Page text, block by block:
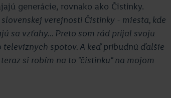
generácie, rovnako ako Čistinky.
verejnosti Čistinky - miesta, kde
sa vzťahy... Preto som rád prijal svoju
spotov. A keď pribudnú ďalšie
si robím na to "čistinku" na mojom